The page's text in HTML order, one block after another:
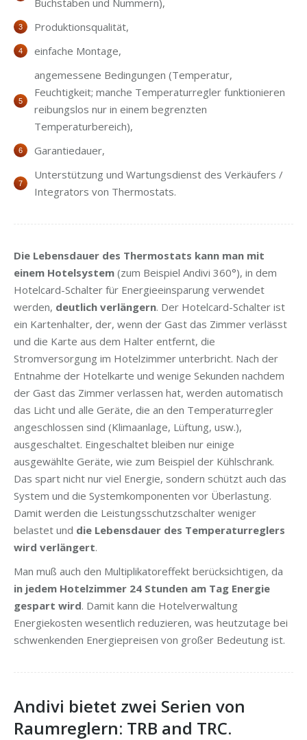
Produktionsqualität,
einfache Montage,
angemessene Bedingungen (Temperatur,
Feuchtigkeit; manche Temperaturregler funktionieren
reibungslos nur in einem begrenzten
Temperaturbereich),
Garantiedauer,
Unterstützung und Wartungsdienst des Verkäufers /
Integrators von Thermostats.
Die Lebensdauer des Thermostats kann man mit
einem Hotelsystem (zum Beispiel Andivi 360°), in dem
Hotelcard-Schalter für Energieeinsparung verwendet
werden, deutlich verlängern. Der Hotelcard-Schalter ist
ein Kartenhalter, der, wenn der Gast das Zimmer verlässt
und die Karte aus dem Halter entfernt, die
Stromversorgung im Hotelzimmer unterbricht. Nach der
Entnahme der Hotelkarte und wenige Sekunden nachdem
der Gast das Zimmer verlassen hat, werden automatisch
das Licht und alle Geräte, die an den Temperaturregler
angeschlossen sind (Klimaanlage, Lüftung, usw.),
ausgeschaltet. Eingeschaltet bleiben nur einige
ausgewählte Geräte, wie zum Beispiel der Kühlschrank.
Das spart nicht nur viel Energie, sondern schützt auch das
System und die Systemkomponenten vor Überlastung.
Damit werden die Leistungsschutzschalter weniger
belastet und die Lebensdauer des Temperaturreglers
wird verlängert.
Man muß auch den Multiplikatoreffekt berücksichtigen, da
in jedem Hotelzimmer 24 Stunden am Tag Energie
gespart wird. Damit kann die Hotelverwaltung
Energiekosten wesentlich reduzieren, was heutzutage bei
schwenkenden Energiepreisen von großer Bedeutung ist.
Andivi bietet zwei Serien von
Raumreglern: TRB and TRC.